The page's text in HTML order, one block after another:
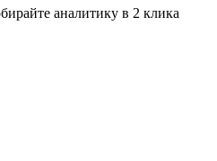
аналитику в 2 клика